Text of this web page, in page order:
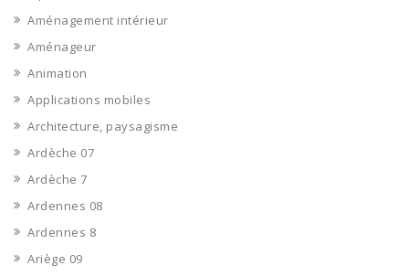
Aménagement intérieur
Aménageur
Animation
Applications mobiles
Architecture, paysagisme
Ardèche 07
Ardèche 7
Ardennes 08
Ardennes 8
Ariège 09